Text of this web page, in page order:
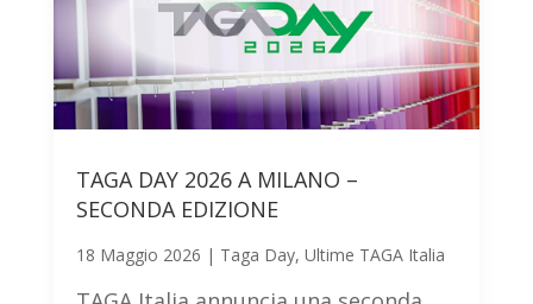
TAGA DAY 2026 A MILANO –
SECONDA EDIZIONE
18 Maggio 2026 | Taga Day, Ultime TAGA Italia